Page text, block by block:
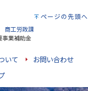
ページの先頭へ
商工労政課
事業補助金
いて
お問い合わせ